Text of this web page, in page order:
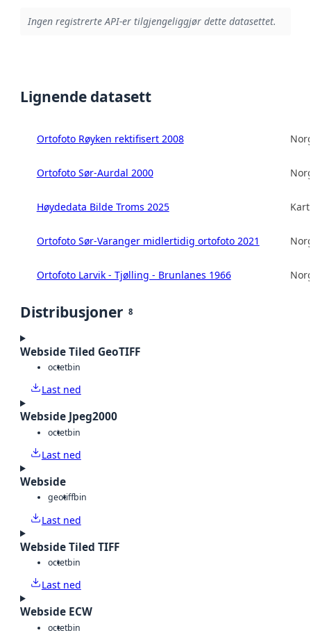
Ingen registrerte API-er tilgjengeliggjør dette datasettet.
Lignende datasett
Ortofoto Røyken rektifisert 2008
Ortofoto Sør-Aurdal 2000
Høydedata Bilde Troms 2025
Ortofoto Sør-Varanger midlertidig ortofoto 2021
Ortofoto Larvik - Tjølling - Brunlanes 1966
Distribusjoner 8
Webside Tiled GeoTIFF
octetbin
Last ned
Webside Jpeg2000
octetbin
Last ned
Webside
geotiffbin
Last ned
Webside Tiled TIFF
octetbin
Last ned
Webside ECW
octetbin